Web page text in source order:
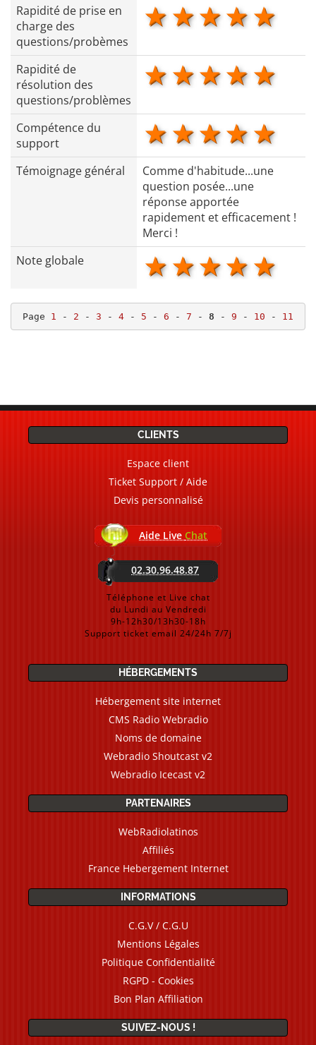
Rapidité de prise en
charge des
questions/probèmes
4
3 stars
2 stars
1 star
Rapidité de
résolution des
questions/problèmes
4
3 stars
2 stars
1 star
Compétence du
support
4
3 stars
2 stars
1 star
Témoignage général
Comme d'habitude...une
question posée...une
réponse apportée
rapidement et efficacement !
Merci !
Note globale
4
3 stars
2 stars
1 star
Page 1 - 2 - 3 - 4 - 5 - 6 - 7 - 8 - 9 - 10 - 11
CLIENTS
Espace client
Ticket Support / Aide
Devis personnalisé
Aide Live Chat
02.30.96.48.87
Téléphone et Live chat
du Lundi au Vendredi
9h-12h30/13h30-18h
Support ticket email 24/24h 7/7j
HÉBERGEMENTS
Hébergement site internet
CMS Radio Webradio
Noms de domaine
Webradio Shoutcast v2
Webradio Icecast v2
PARTENAIRES
WebRadiolatinos
Affiliés
France Hebergement Internet
INFORMATIONS
C.G.V / C.G.U
Mentions Légales
Politique Confidentialité
RGPD - Cookies
Bon Plan Affiliation
SUIVEZ-NOUS !